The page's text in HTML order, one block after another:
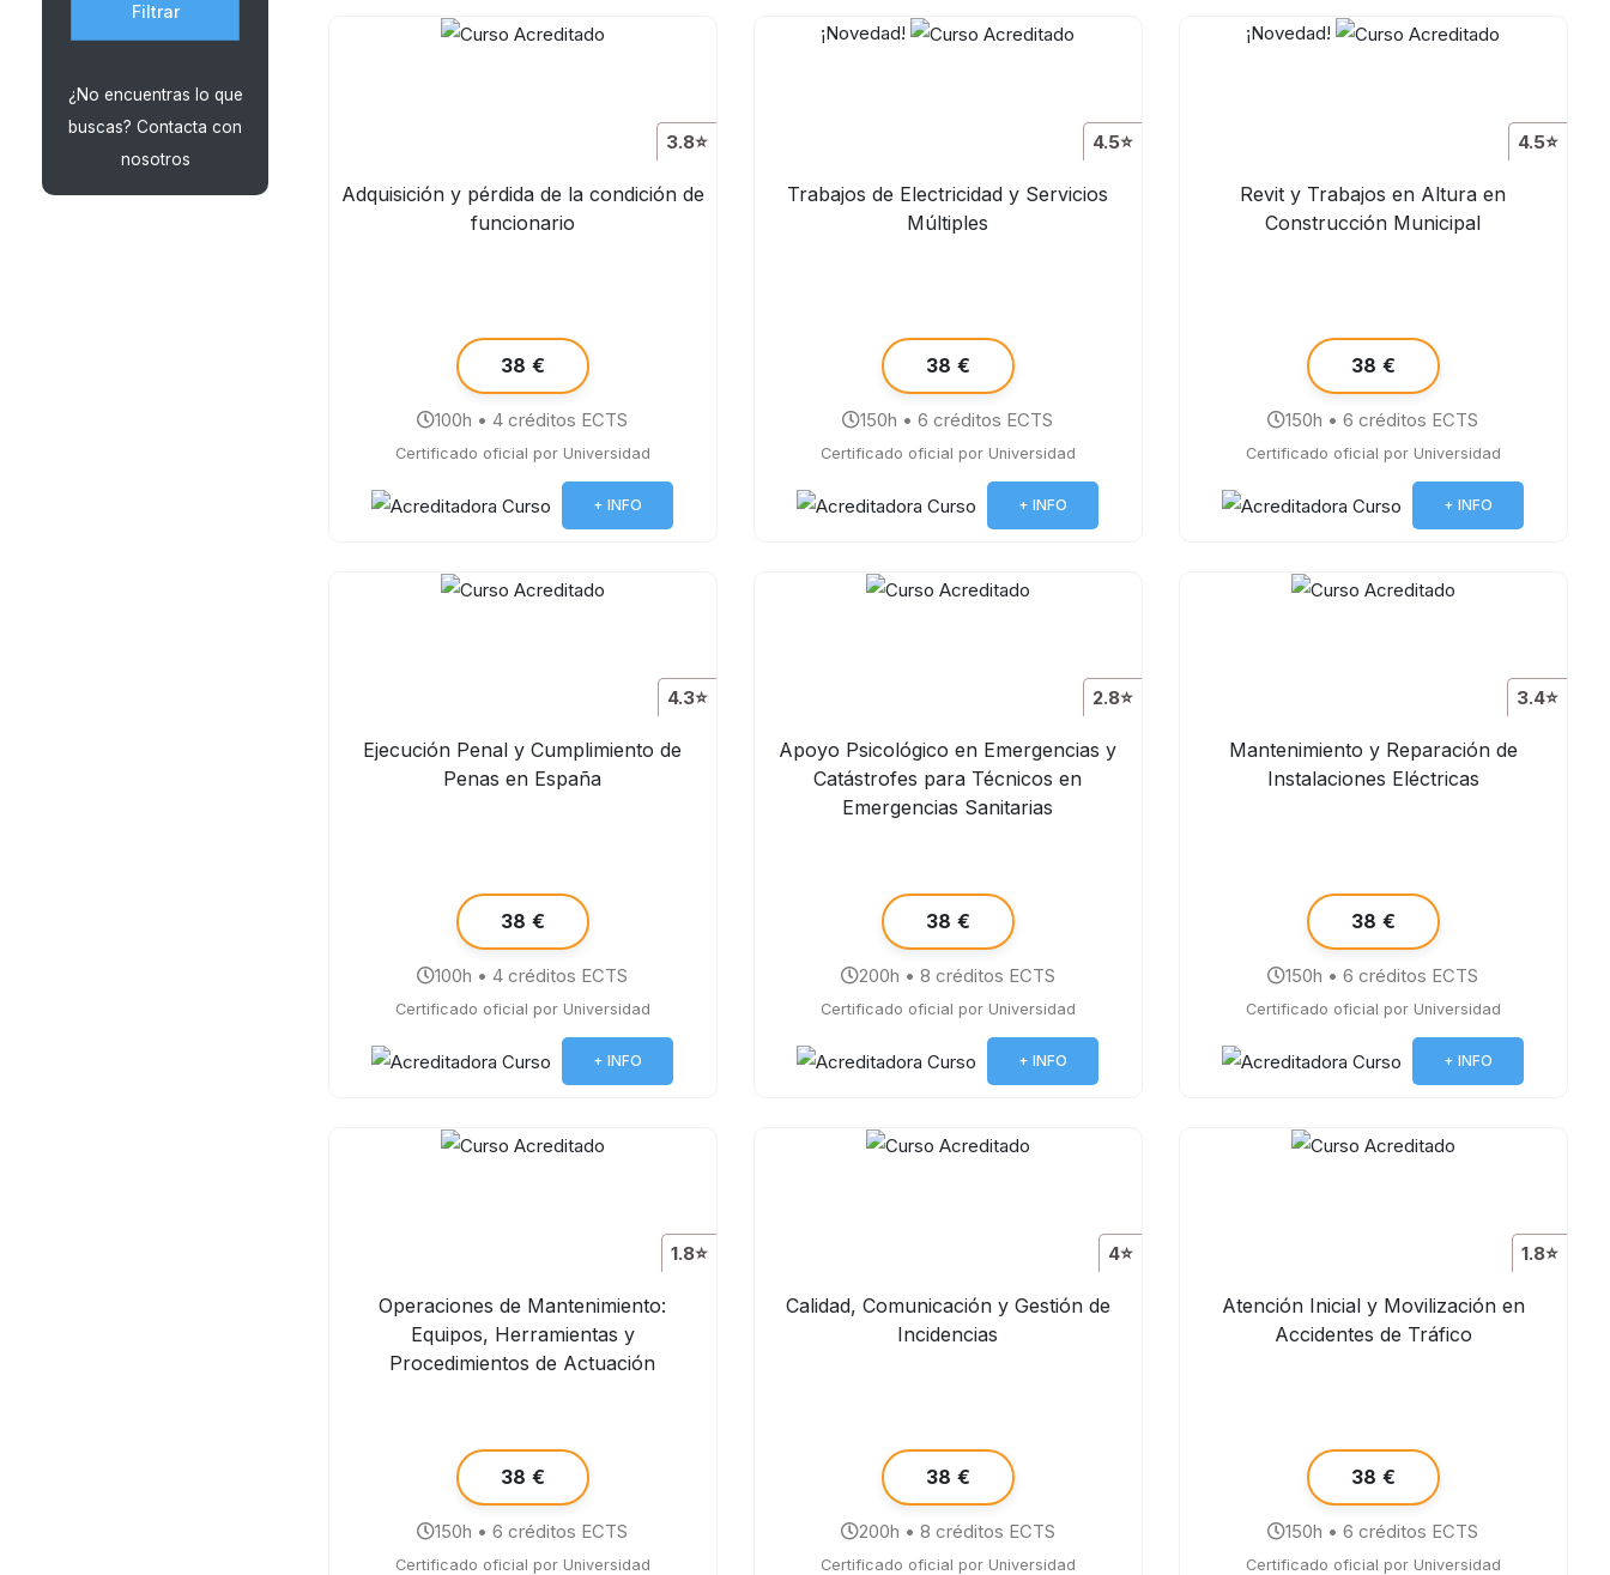
Filtrar
¿No encuentras lo que
buscas? Contacta con
nosotros
3.8⭐
Adquisición y pérdida de la condición de
funcionario
38 €
100h • 4 créditos ECTS
Certificado oficial por Universidad
+ INFO
¡Novedad!
4.5⭐
Trabajos de Electricidad y Servicios
Múltiples
38 €
150h • 6 créditos ECTS
Certificado oficial por Universidad
+ INFO
¡Novedad!
4.5⭐
Revit y Trabajos en Altura en
Construcción Municipal
38 €
150h • 6 créditos ECTS
Certificado oficial por Universidad
+ INFO
4.3⭐
Ejecución Penal y Cumplimiento de
Penas en España
38 €
100h • 4 créditos ECTS
Certificado oficial por Universidad
+ INFO
2.8⭐
Apoyo Psicológico en Emergencias y
Catástrofes para Técnicos en
Emergencias Sanitarias
38 €
200h • 8 créditos ECTS
Certificado oficial por Universidad
+ INFO
3.4⭐
Mantenimiento y Reparación de
Instalaciones Eléctricas
38 €
150h • 6 créditos ECTS
Certificado oficial por Universidad
+ INFO
1.8⭐
Operaciones de Mantenimiento:
Equipos, Herramientas y
Procedimientos de Actuación
38 €
150h • 6 créditos ECTS
Certificado oficial por Universidad
4⭐
Calidad, Comunicación y Gestión de
Incidencias
38 €
200h • 8 créditos ECTS
Certificado oficial por Universidad
1.8⭐
Atención Inicial y Movilización en
Accidentes de Tráfico
38 €
150h • 6 créditos ECTS
Certificado oficial por Universidad